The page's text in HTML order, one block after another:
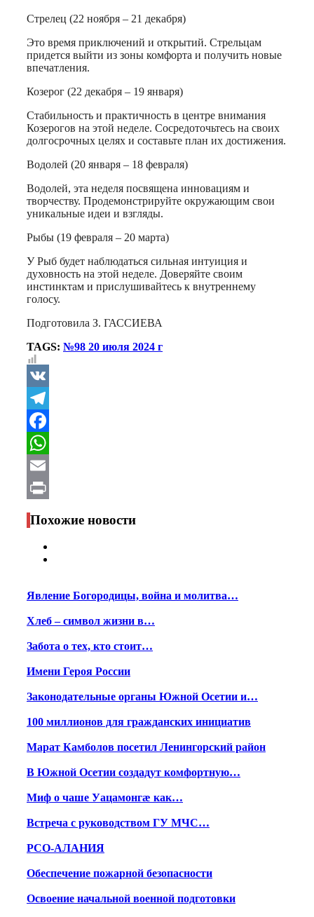
Стрелец (22 ноября – 21 декабря)
Это время приключений и открытий. Стрельцам
придется выйти из зоны комфорта и получить новые
впечатления.
Козерог (22 декабря – 19 января)
Стабильность и практичность в центре внимания
Козерогов на этой неделе. Сосредоточьтесь на своих
долгосрочных целях и составьте план их достижения.
Водолей (20 января – 18 февраля)
Водолей, эта неделя посвящена инновациям и
творчеству. Продемонстрируйте окружающим свои
уникальные идеи и взгляды.
Рыбы (19 февраля – 20 марта)
У Рыб будет наблюдаться сильная интуиция и
духовность на этой неделе. Доверяйте своим
инстинктам и прислушивайтесь к внутреннему
голосу.
Подготовила З. ГАССИЕВА
TAGS: №98 20 июля 2024 г
VK
Telegram
Facebook
WhatsApp
Email
Print
Похожие новости
Явление Богородицы, война и молитва…
Хлеб – символ жизни в…
Забота о тех, кто стоит…
Имени Героя России
Законодательные органы Южной Осетии и…
100 миллионов для гражданских инициатив
Марат Камболов посетил Ленингорский район
В Южной Осетии создадут комфортную…
Миф о чаше Уацамонгæ как…
Встреча с руководством ГУ МЧС…
РСО-АЛАНИЯ
Обеспечение пожарной безопасности
Освоение начальной военной подготовки